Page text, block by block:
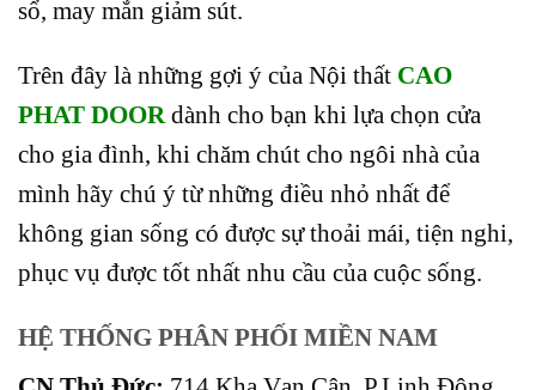
sổ, may mắn giảm sút.
Trên đây là những gợi ý của Nội thất CAO
PHAT DOOR dành cho bạn khi lựa chọn cửa
cho gia đình, khi chăm chút cho ngôi nhà của
mình hãy chú ý từ những điều nhỏ nhất để
không gian sống có được sự thoải mái, tiện nghi,
phục vụ được tốt nhất nhu cầu của cuộc sống.
HỆ THỐNG PHÂN PHỐI MIỀN NAM